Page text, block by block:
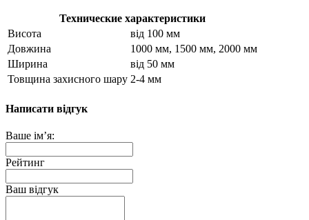
Технические характеристики
Висота
від 100 мм
Довжина
1000 мм, 1500 мм, 2000 мм
Ширина
від 50 мм
Товщина захисного шару 2-4 мм
Написати відгук
Ваше ім’я:
Рейтинг
Ваш відгук